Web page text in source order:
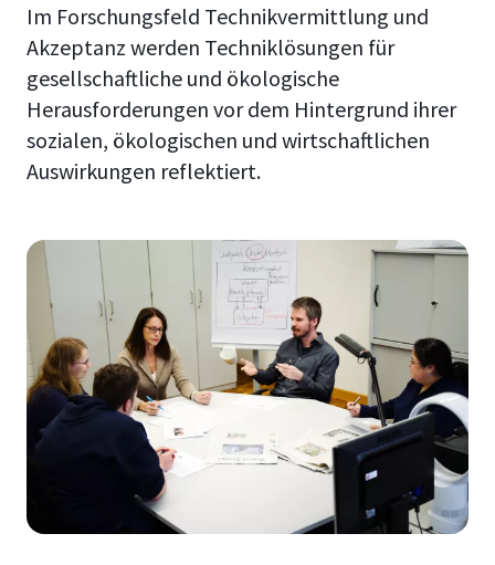
Im Forschungsfeld Technikvermittlung und
Akzeptanz werden Techniklösungen für
gesellschaftliche und ökologische
Herausforderungen vor dem Hintergrund ihrer
sozialen, ökologischen und wirtschaftlichen
Auswirkungen reflektiert.